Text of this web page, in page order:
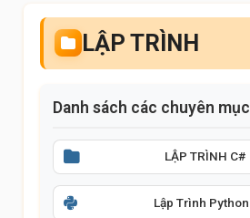
LẬP TRÌNH
Danh sách các chuyên mục
LẬP TRÌNH C#
Lập Trình Python